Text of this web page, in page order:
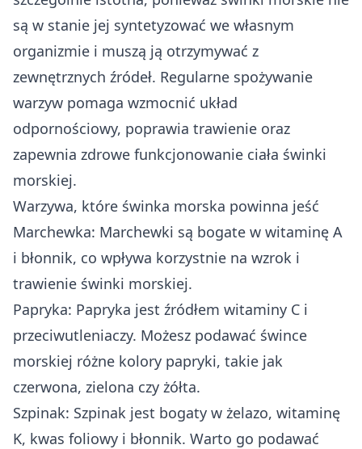
są w stanie jej syntetyzować we własnym
organizmie i muszą ją otrzymywać z
zewnętrznych źródeł. Regularne spożywanie
warzyw pomaga wzmocnić układ
odpornościowy, poprawia trawienie oraz
zapewnia zdrowe funkcjonowanie ciała świnki
morskiej.
Warzywa, które świnka morska powinna jeść
Marchewka: Marchewki są bogate w witaminę A
i błonnik, co wpływa korzystnie na wzrok i
trawienie świnki morskiej.
Papryka: Papryka jest źródłem witaminy C i
przeciwutleniaczy. Możesz podawać śwince
morskiej różne kolory papryki, takie jak
czerwona, zielona czy żółta.
Szpinak: Szpinak jest bogaty w żelazo, witaminę
K, kwas foliowy i błonnik. Warto go podawać